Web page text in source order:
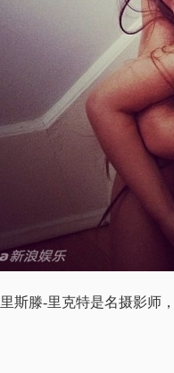
斯滕-里克特是名摄影